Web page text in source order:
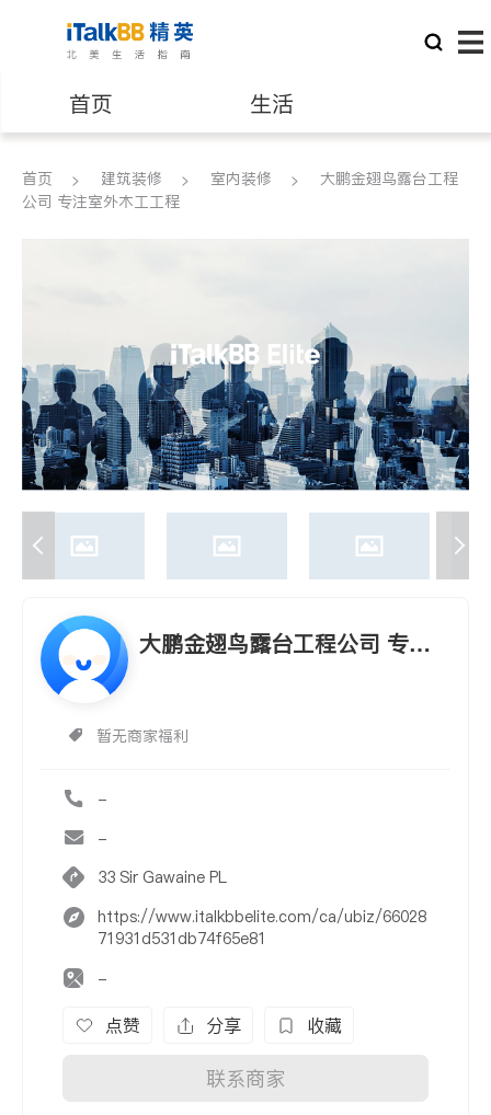
首页 生活
医生 律师
建筑装修
首页 建筑装修 室内装修
大鹏金翅鸟露台工程
公司 专注室外木工工程
大鹏金翅鸟露台工程公司 专注
暂无商家福利
-
-
33 Sir Gawaine PL
https://www.italkbbelite.com/ca/ubiz/66028
71931d531db74f65e81
-
点赞 分享 收藏
联系商家